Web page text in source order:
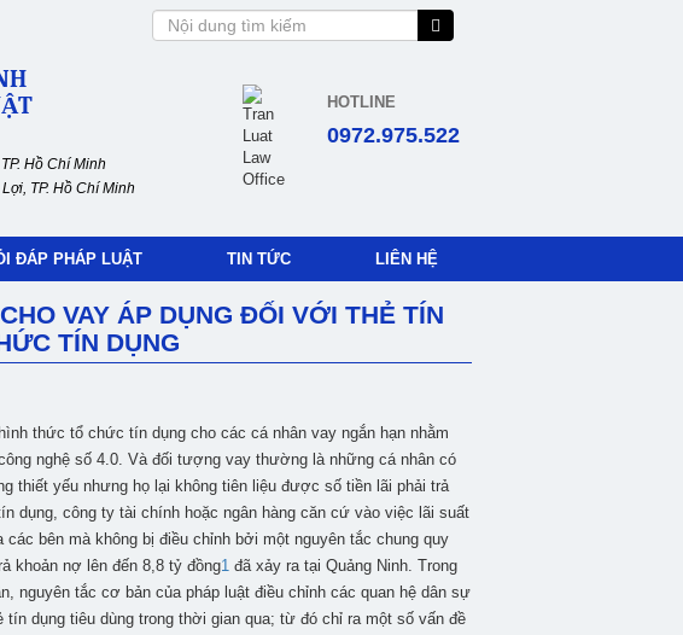
Hồ Chí Minh
TP. Hồ Chí Minh
HOTLINE
0972.975.522
ĐÁP PHÁP LUẬT TIN TỨC LIÊN HỆ
VAY ÁP DỤNG ĐỐI VỚI THẺ TÍN
TÍN DỤNG
thức tổ chức tín dụng cho các cá nhân vay ngắn hạn nhằm
nghệ số 4.0. Và đối tượng vay thường là những cá nhân có
thiết yếu nhưng họ lại không tiên liệu được số tiền lãi phải trả
công ty tài chính hoặc ngân hàng căn cứ vào việc lãi suất
bên mà không bị điều chỉnh bởi một nguyên tắc chung quy
khoản nợ lên đến 8,8 tỷ đồng1 đã xảy ra tại Quảng Ninh. Trong
nguyên tắc cơ bản của pháp luật điều chỉnh các quan hệ dân sự
dụng tiêu dùng trong thời gian qua; từ đó chỉ ra một số vấn đề